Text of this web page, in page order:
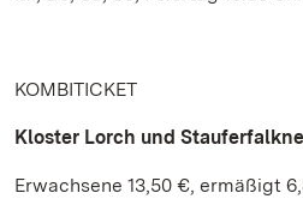
KOMBITICKET
Kloster Lorch und
Erwachsene 13,50 €, ermäßigt